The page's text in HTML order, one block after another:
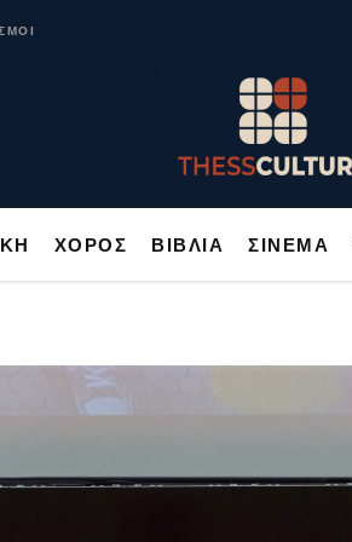
ΧΟΡΟΣ ΒΙΒΛΙΑ ΣΙΝΕΜΑ